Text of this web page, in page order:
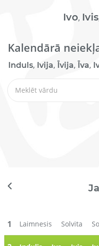
Ivo, Ivis
Kalendārā
Induls, Ivija, Īvija, Īva,
1 Laimnesis Solvita